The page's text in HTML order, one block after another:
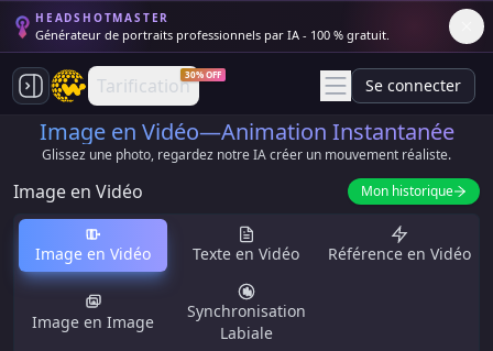
HEADSHOTMASTER
Générateur de portraits professionnels par IA - 100 % gratuit.
Tarification30% OFF
Se connecter
Image en Vidéo—Animation Instantanée
Glissez une photo, regardez notre IA créer un mouvement réaliste.
Image en Vidéo Mon historique
Image en Vidéo Texte en Vidéo Référence en Vidéo
Image en Image
Synchronisation
Labiale